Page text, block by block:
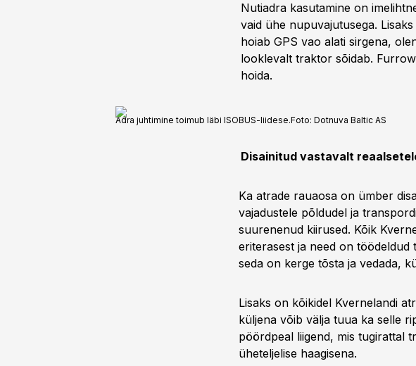
Nutiadra kasutamine on
vaid ühe nupuvajutusega.
hoiab GPS vao alati sirgena,
looklevalt traktor sõidab.
hoida.
Adra juhtimine toimub läbi ISOBUS-liidese.Foto: Dotnuva Baltic AS
Disainitud vastavalt
Ka atrade rauaosa on ümber
vajadustele põldudel ja
suurenenud kiirused. Kõik
eriterasest ja need on töödeldud
seda on kerge tõsta ja vedada,
Lisaks on kõikidel Kvernelandi
küljena võib välja tuua ka selle
pöördpeal liigend, mis tugirattal
üheteljelise haagisena.